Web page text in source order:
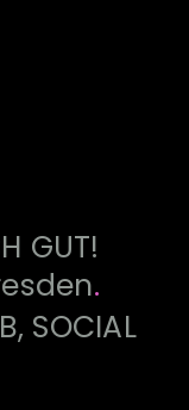
GUT!
.
SOCIAL